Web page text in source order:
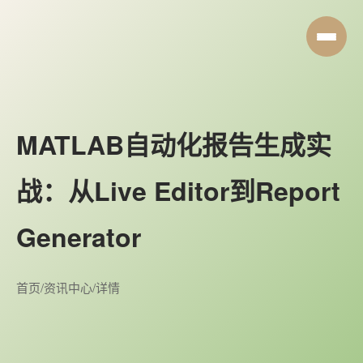
MATLAB自动化报告生成实
战：从Live Editor到Report
Generator
首页/资讯中心/详情